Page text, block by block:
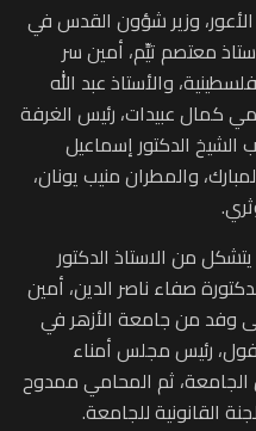
وزير شؤون القدس في
معتصم تيِّم، أمين سر
والأستاذ عبد الله
كمال عبيدات، رئيس الغرفة
الشيخ الدكتور إسماعيل
والمطران منيب يونان،
من الاستاذ الدكتور
صفاء ناصر الدين، أمين
وفد من جامعة الأزهر في
رئيس مجلس أمناء
الجامعة، ثم المحامي ممدوح
القانونية للجامعة.